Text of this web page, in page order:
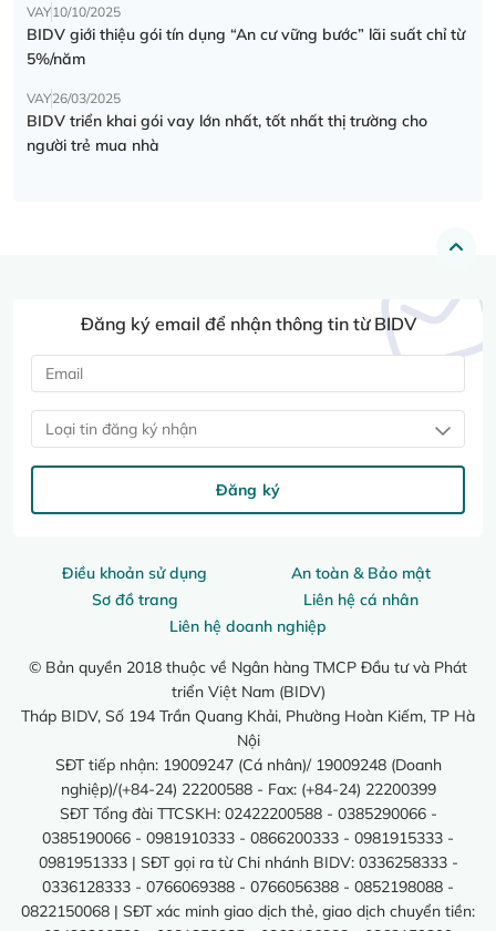
VAY10/10/2025
BIDV giới thiệu gói tín dụng “An cư vững bước” lãi suất chỉ từ
5%/năm
VAY26/03/2025
BIDV triển khai gói vay lớn nhất, tốt nhất thị trường cho
người trẻ mua nhà
Điều khoản sử dụng
An toàn & Bảo mật
Sơ đồ trang
Liên hệ cá nhân
Liên hệ doanh nghiệp
© Bản quyền 2018 thuộc về Ngân hàng TMCP Đầu tư và Phát
triển Việt Nam (BIDV)
Tháp BIDV, Số 194 Trần Quang Khải, Phường Hoàn Kiếm, TP Hà
Nội
SĐT tiếp nhận: 19009247 (Cá nhân)/ 19009248 (Doanh
nghiệp)/(+84-24) 22200588 - Fax: (+84-24) 22200399
SĐT Tổng đài TTCSKH: 02422200588 - 0385290066 -
0385190066 - 0981910333 - 0866200333 - 0981915333 -
0981951333 | SĐT gọi ra từ Chi nhánh BIDV: 0336258333 -
0336128333 - 0766069388 - 0766056388 - 0852198088 -
0822150068 | SĐT xác minh giao dịch thẻ, giao dịch chuyển tiền:
Đăng ký email để nhận thông tin từ BIDV
Loại tin đăng ký nhận
Đăng ký